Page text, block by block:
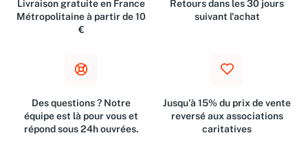
Livraison gratuite en France
Métropolitaine à partir de 10
€
Retours dans les 30 jours
suivant l'achat
Des questions ? Notre
équipe est là pour vous et
répond sous 24h ouvrées.
Jusqu'à 15% du prix de vente
reversé aux associations
caritatives